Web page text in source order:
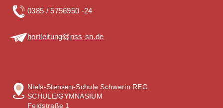
0385 / 5756950 -24
hortleitung@nss-sn.de
Niels-Stensen-Schule Schwerin REG.
SCHULE/GYMNASIUM
Feldstraße 1